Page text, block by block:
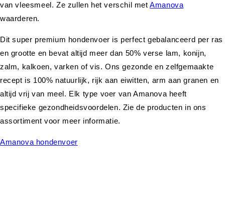
van vleesmeel. Ze zullen het verschil metAmanova
waarderen.
Dit super premium hondenvoer is perfect gebalanceerd per ras
en grootte en bevat altijd meer dan 50% verse lam, konijn,
zalm, kalkoen, varken of vis. Ons gezonde en zelfgemaakte
recept is 100% natuurlijk, rijk aan eiwitten, arm aan granen en
altijd vrij van meel. Elk type voer van Amanova heeft
specifieke gezondheidsvoordelen. Zie de producten in ons
assortiment voor meer informatie.
Amanova hondenvoer